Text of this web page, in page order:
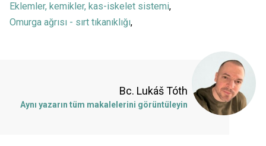
Eklemler, kemikler, kas-iskelet sistemi,
Omurga ağrısı - sırt tıkanıklığı,
Bc. Lukáš Tóth
Aynı yazarın tüm makalelerini görüntüleyin